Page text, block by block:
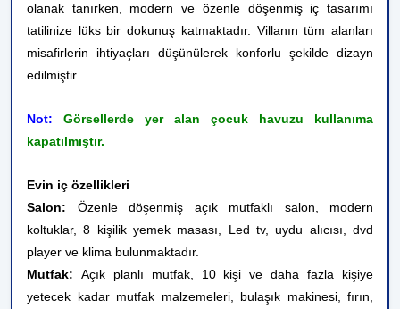
olanak tanırken, modern ve özenle döşenmiş iç tasarımı
tatilinize lüks bir dokunuş katmaktadır. Villanın tüm alanları
misafirlerin ihtiyaçları düşünülerek konforlu şekilde dizayn
edilmiştir.
Not: Görsellerde yer alan çocuk havuzu kullanıma
kapatılmıştır.
Evin iç özellikleri
Salon: Özenle döşenmiş açık mutfaklı salon, modern
koltuklar, 8 kişilik yemek masası, Led tv, uydu alıcısı, dvd
player ve klima bulunmaktadır.
Mutfak: Açık planlı mutfak, 10 kişi ve daha fazla kişiye
yetecek kadar mutfak malzemeleri, bulaşık makinesi, fırın,